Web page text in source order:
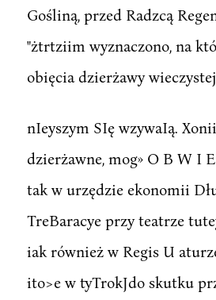
Gośliną, przed Radzcą
"żtrtziim wyznaczono, na
obięcia dzierżawy
nIeyszym SIę wzywaIą.
dzierżawne, mog» O B W I E
tak w urzędzie ekonomii
TreBaracye przy teatrze
iak również w Regis U
ito>e w tyTrokJdo skutku